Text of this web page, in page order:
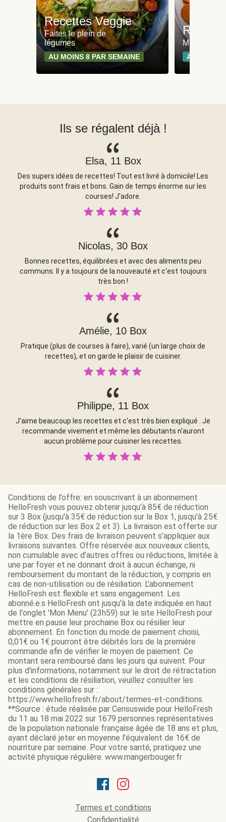
Recettes Veggie
Faites le plein de
légumes
AU MOINS 8 PAR SEMAINE
Moins de
AU MOINS
Ils se régalent déjà !
Elsa, 11 Box
Des supers idées de recettes! Tout est livré à domicile! Les
produits sont frais et bons. Gain de temps énorme sur les
courses! J'adore.
Nicolas, 30 Box
Bonnes recettes, équilibrées et avec des aliments peu
communs. Il y a toujours de la nouveauté et c'est toujours
très bon !
Amélie, 10 Box
Pratique (plus de courses à faire), varié (un large choix de
recettes), et on garde le plaisir de cuisiner.
Philippe, 11 Box
J'aime beaucoup les recettes et c'est très bien expliqué . Je
recommande vivement et même les débutants n'auront
aucun problème pour cuisiner les recettes.
Conditions de l’offre: en souscrivant à un abonnement
HelloFresh vous pouvez obtenir jusqu’à 85€ de réduction
sur 3 Box (jusqu'à 35€ de réduction sur la Box 1, jusqu'à 25€
de réduction sur les Box 2 et 3). La livraison est offerte sur
la 1ère Box. Des frais de livraison peuvent s'appliquer aux
livraisons suivantes. Offre réservée aux nouveaux clients,
non cumulable avec d’autres offres ou réductions, limitée à
une par foyer et ne donnant droit à aucun échange, ni
remboursement du montant de la réduction, y compris en
cas de non-utilisation ou de résiliation. L’abonnement
HelloFresh est flexible et sans engagement. Les
abonné.e.s HelloFresh ont jusqu'à la date indiquée en haut
de l'onglet 'Mon Menu' (23h59) sur le site HelloFresh pour
mettre en pause leur prochaine Box ou résilier leur
abonnement. En fonction du mode de paiement choisi,
0,01€ ou 1€ pourront être débités lors de la première
commande afin de vérifier le moyen de paiement. Ce
montant sera remboursé dans les jours qui suivent. Pour
plus d'informations, notamment sur le droit de rétractation
et les conditions de résiliation, veuillez consulter les
conditions générales sur :
https://www.hellofresh.fr/about/termes-et-conditions.
**Source : étude réalisée par Censuswide pour HelloFresh
du 11 au 18 mai 2022 sur 1679 personnes représentatives
de la population nationale française âgée de 18 ans et plus,
ayant déclaré jeter en moyenne l'équivalent de 16€ de
nourriture par semaine. Pour votre santé, pratiquez une
activité physique régulière. www.mangerbouger.fr
Termes et conditions
Confidentialité